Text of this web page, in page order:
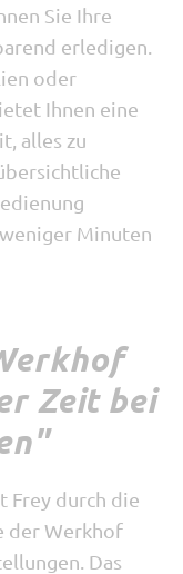
Sie Ihre
erledigen.
oder
Ihnen eine
alles zu
Minuten
Zeit bei
Frey durch die
der Werkhof
Das